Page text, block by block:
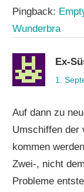
Pingback:
Wunderbra
Ex-
1.
Auf dann zu
Umschiffen der
kommen
Zwei-, nicht
Probleme